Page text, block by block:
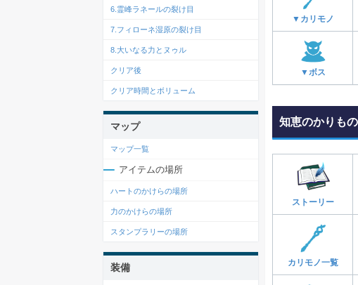
▼カリモノ
▼ボス
知恵のかりも
ストーリー
カリモノ一覧
6 霊峰ラネールの裂け目
7 フィローネ湿原の裂け目
8.大いなる力とヌゥル
クリア後
クリア時間とボリューム
マップ
マップ一覧
アイテムの場所
ハートのかけらの場所
力のかけらの場所
スタンプラリーの場所
装備